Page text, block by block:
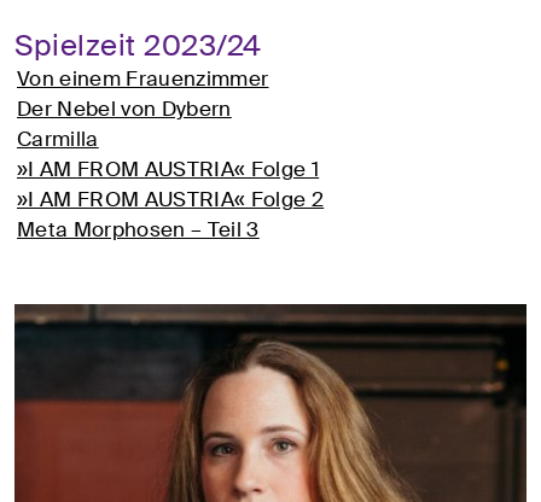
Spielzeit 2023/24
Von einem Frauenzimmer
Der Nebel von Dybern
Carmilla
»I AM FROM AUSTRIA« Folge 1
»I AM FROM AUSTRIA« Folge 2
Meta Morphosen – Teil 3